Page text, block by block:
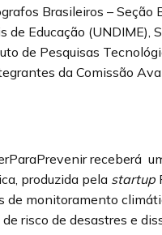
Brasileiros – Seção
de Educação (UNDIME),
de Pesquisas
da Comissão
receberá
produzida pela startup
de monitoramento
risco de desastres e